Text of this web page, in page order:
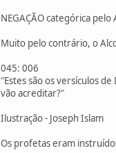
NEGAÇÃO categórica pelo
Muito pelo contrário, o
045: 006
"Estes são os versículos
vão acreditar?"
Ilustração - Joseph Islam
Os profetas eram